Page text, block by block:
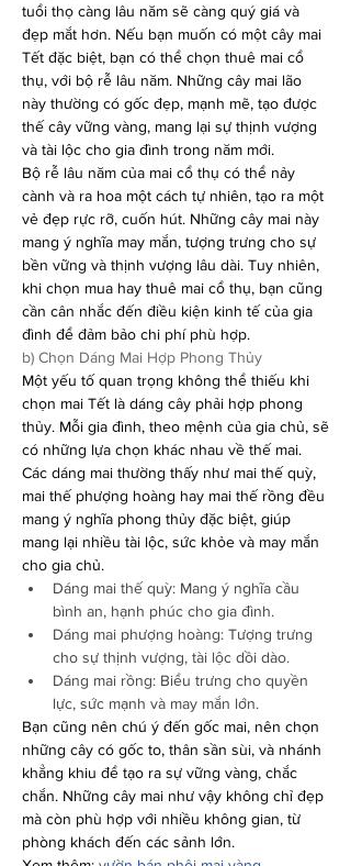
tuổi thọ càng lâu năm sẽ càng quý giá và
đẹp mắt hơn. Nếu bạn muốn có một cây mai
Tết đặc biệt, bạn có thể chọn thuê mai cổ
thụ, với bộ rễ lâu năm. Những cây mai lão
này thường có gốc đẹp, mạnh mẽ, tạo được
thế cây vững vàng, mang lại sự thịnh vượng
và tài lộc cho gia đình trong năm mới.
Bộ rễ lâu năm của mai cổ thụ có thể nảy
cành và ra hoa một cách tự nhiên, tạo ra một
vẻ đẹp rực rỡ, cuốn hút. Những cây mai này
mang ý nghĩa may mắn, tượng trưng cho sự
bền vững và thịnh vượng lâu dài. Tuy nhiên,
khi chọn mua hay thuê mai cổ thụ, bạn cũng
cần cân nhắc đến điều kiện kinh tế của gia
đình để đảm bảo chi phí phù hợp.
b) Chọn Dáng Mai Hợp Phong Thủy
Một yếu tố quan trọng không thể thiếu khi
chọn mai Tết là dáng cây phải hợp phong
thủy. Mỗi gia đình, theo mệnh của gia chủ, sẽ
có những lựa chọn khác nhau về thế mai.
Các dáng mai thường thấy như mai thế quỳ,
mai thế phượng hoàng hay mai thế rồng đều
mang ý nghĩa phong thủy đặc biệt, giúp
mang lại nhiều tài lộc, sức khỏe và may mắn
cho gia chủ.
Dáng mai thế quỳ: Mang ý nghĩa cầu
bình an, hạnh phúc cho gia đình.
Dáng mai phượng hoàng: Tượng trưng
cho sự thịnh vượng, tài lộc dồi dào.
Dáng mai rồng: Biểu trưng cho quyền
lực, sức mạnh và may mắn lớn.
Bạn cũng nên chú ý đến gốc mai, nên chọn
những cây có gốc to, thân sần sùi, và nhánh
khẳng khiu để tạo ra sự vững vàng, chắc
chắn. Những cây mai như vậy không chỉ đẹp
mà còn phù hợp với nhiều không gian, từ
phòng khách đến các sảnh lớn.